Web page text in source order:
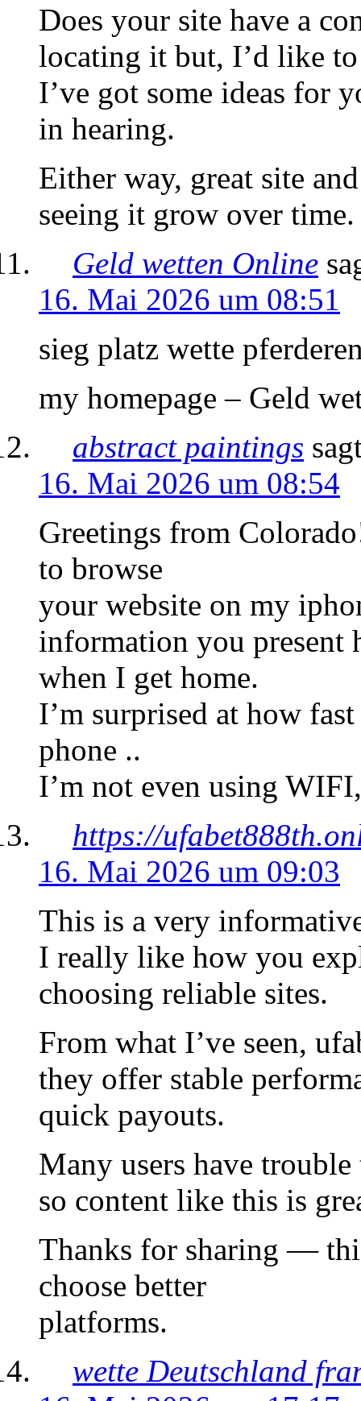
Does your site have a
locating it but, I’d like
I’ve got some ideas for
in hearing.
Either way, great site
seeing it grow over time.
Geld wetten Online
16. Mai 2026 um 08:51
sieg platz wette
my homepage – Geld
abstract paintings
16. Mai 2026 um 08:54
Greetings from
to browse
your website on my
information you present
when I get home.
I’m surprised at how
phone ..
I’m not even using
https://
16. Mai 2026 um 09:03
This is a very
I really like how you
choosing reliable sites.
From what I’ve seen,
they offer stable
quick payouts.
Many users have
so content like this is
Thanks for sharing —
choose better
platforms.
wette Deutschland